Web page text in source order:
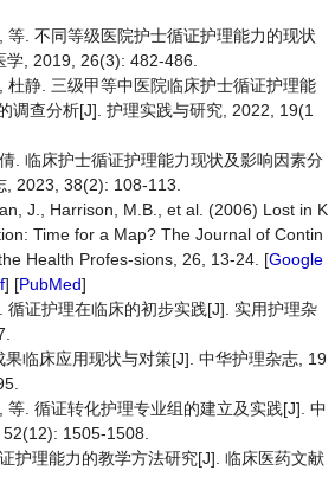
等. 不同等级医院护士循证护理能力的现状
学, 2019, 26(3): 482-486.
杜静. 三级甲等中医院临床护士循证护理能
调查分析[J]. 护理实践与研究, 2022, 19(1
. 临床护士循证护理能力现状及影响因素分
, 2023, 38(2): 108-113.
J., Harrison, M.B., et al. (2006) Lost in K
Time for a Map? The Journal of Contin
Health Profes-sions, 26, 13-24. [Google
] [PubMed]
循证护理在临床的初步实践[J]. 实用护理杂
临床应用现状与对策[J]. 中华护理杂志, 19
等. 循证转化护理专业组的建立及实践[J]. 中
1505-1508.
护理能力的教学方法研究[J]. 临床医药文献